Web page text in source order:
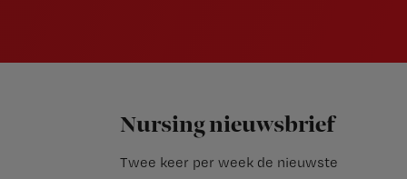
Nursing nieuwsbrief
Twee keer per week de nieuwste